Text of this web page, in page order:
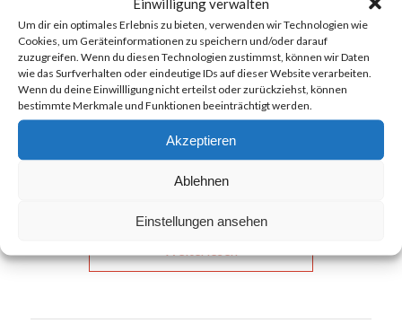
Um dir ein optimales Erlebnis zu bieten, verwenden wir Technologien wie
Cookies, um Geräteinformationen zu speichern und/oder darauf
zuzugreifen. Wenn du diesen Technologien zustimmst, können wir Daten
wie das Surfverhalten oder eindeutige IDs auf dieser Website verarbeiten.
Wenn du deine Einwillligung nicht erteilst oder zurückziehst, können
bestimmte Merkmale und Funktionen beeinträchtigt werden.
Akzeptieren
Ablehnen
Einstellungen ansehen
Lorem ipsum dolor sit amet, consectetuer adipiscing
elit. Aenean commodo ligula eget dolor. Aenean massa.
Cum sociis natoque penatibus et magnis dis parturient
Donec quam felis, ultricies nec, pellentesque eu, pretium